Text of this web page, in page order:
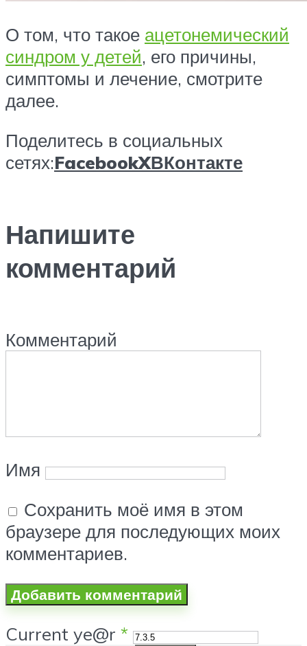
О том, что такое ацетонемический
синдром у детей, его причины,
симптомы и лечение, смотрите
далее.
Поделитесь в социальных
сетях:FacebookXВКонтакте
Напишите
комментарий
Комментарий
Имя
Сохранить моё имя в этом
браузере для последующих моих
комментариев.
Current ye@r *